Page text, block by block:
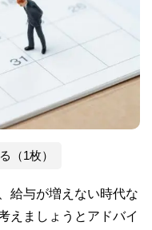
（1枚）
給与が増えない時代な
えましょうとアドバイ